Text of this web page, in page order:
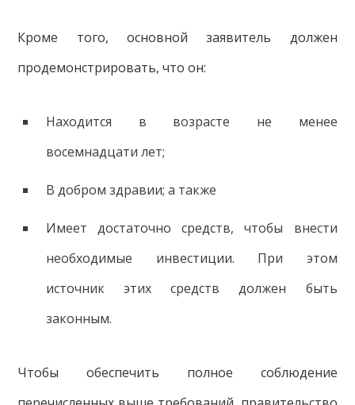
Кроме того, основной заявитель должен
продемонстрировать, что он:
Находится в возрасте не менее
восемнадцати лет;
В добром здравии; а также
Имеет достаточно средств, чтобы внести
необходимые инвестиции. При этом
источник этих средств должен быть
законным.
Чтобы обеспечить полное соблюдение